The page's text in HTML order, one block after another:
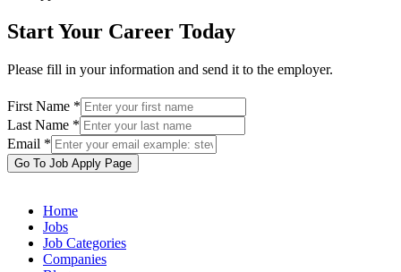
Start Your Career Today
Please fill in your information and send it to the employer.
First Name *
Last Name *
Email *
Go To Job Apply Page
Home
Jobs
Job Categories
Companies